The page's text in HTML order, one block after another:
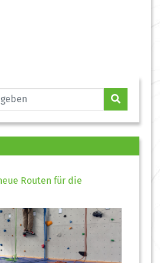
Routen für die